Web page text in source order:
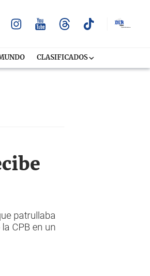
CLASIFICADOS
patrullaba
CPB en un